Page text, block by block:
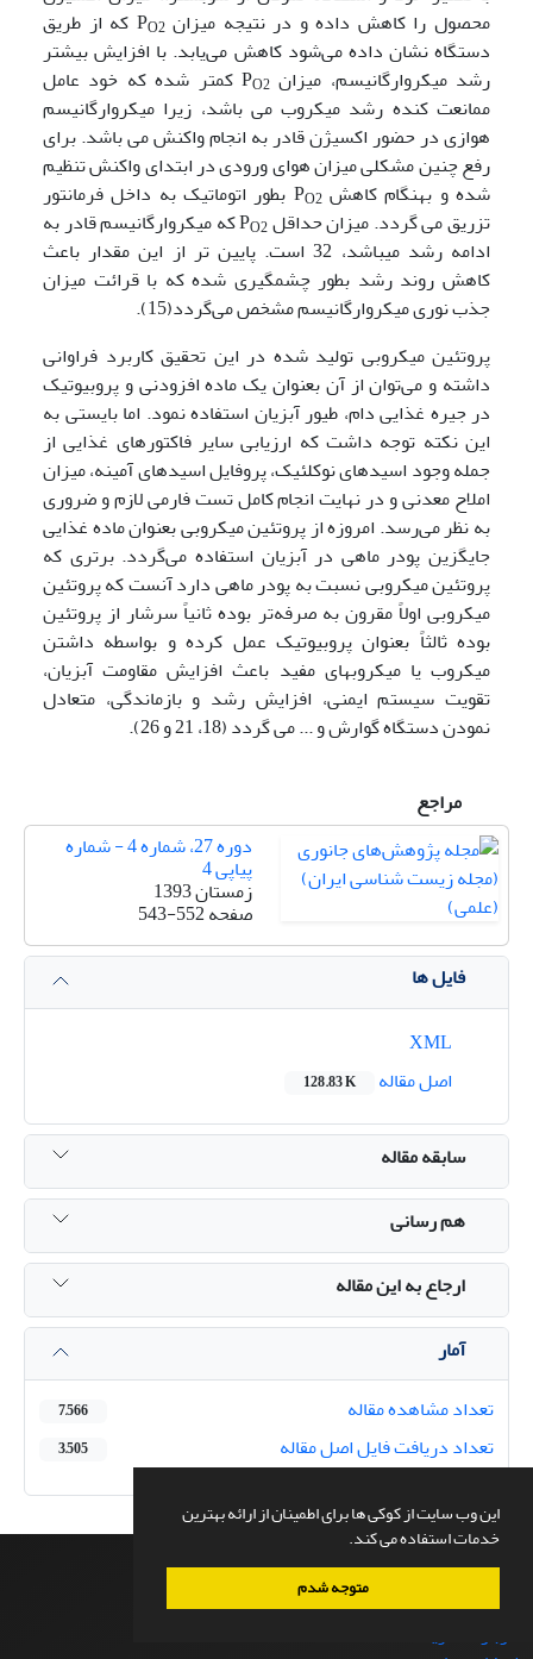
این وب سایت از کوکی ها برای اطمینان از ارائه بهترین
خدمات استفاده می کند.
متوجه شدم
محصول را کاهش داده و در نتیجه میزان PO2
که از طریق
دستگاه نشان داده می‌شود کاهش می‌یابد. با افزایش بیشتر
رشد میکروارگانیسم، میزان PO2
کمتر شده که خود عامل
ممانعت کنده رشد میکروب می باشد، زیرا میکروارگانیسم
هوازی در حضور اکسیژن قادر به انجام واکنش می باشد. برای
رفع چنین مشکلی میزان هوای ورودی در ابتدای واکنش تنظیم
شده و بهنگام کاهش PO2
بطور اتوماتیک به داخل فرمانتور
تزریق می گردد. میزان حداقل PO2 که میکروارگانیسم قادر به
ادامه رشد میباشد، 32 است. پایین تر از این مقدار باعث
کاهش روند رشد بطور چشمگیری شده که با قرائت میزان
جذب نوری میکروارگانیسم مشخص می‌گردد(15).
پروتئین میکروبی تولید شده در این تحقیق کاربرد فراوانی
داشته و می‌توان از آن بعنوان یک ماده افزودنی و پروبیوتیک
در جیره غذایی دام، طیور آبزیان استفاده نمود. اما بایستی به
این نکته توجه داشت که ارزیابی سایر فاکتورهای غذایی از
جمله وجود اسیدهای نوکلئیک، پروفایل اسیدهای آمینه، میزان
املاح معدنی و در نهایت انجام کامل تست فارمی لازم و ضروری
به نظر می‌رسد. امروزه از پروتئین میکروبی بعنوان ماده غذایی
جایگزین پودر ماهی در آبزیان استفاده می‌گردد. برتری که
پروتئین میکروبی نسبت به پودر ماهی دارد آنست که پروتئین
میکروبی اولاً مقرون به صرفه‌تر بوده ثانیاً سرشار از پروتئین
بوده ثالثاً بعنوان پروبیوتیک عمل کرده و بواسطه داشتن
میکروب یا میکروبهای مفید باعث افزایش مقاومت آبزیان،
تقویت سیستم ایمنی، افزایش رشد و بازماندگی، متعادل
نمودن دستگاه گوارش و ... می گردد (18، 21 و 26).
مراجع
دوره 27، شماره 4 - شماره
پیاپی 4
زمستان 1393
صفحه543-552
فایل ها
اصل مقاله
128.83 K
سابقه مقاله
هم رسانی
ارجاع به این مقاله
آمار
تعداد مشاهده مقاله
7,566
تعداد دریافت فایل اصل مقاله 3,505
صفحه اصلی
درباره نشریه